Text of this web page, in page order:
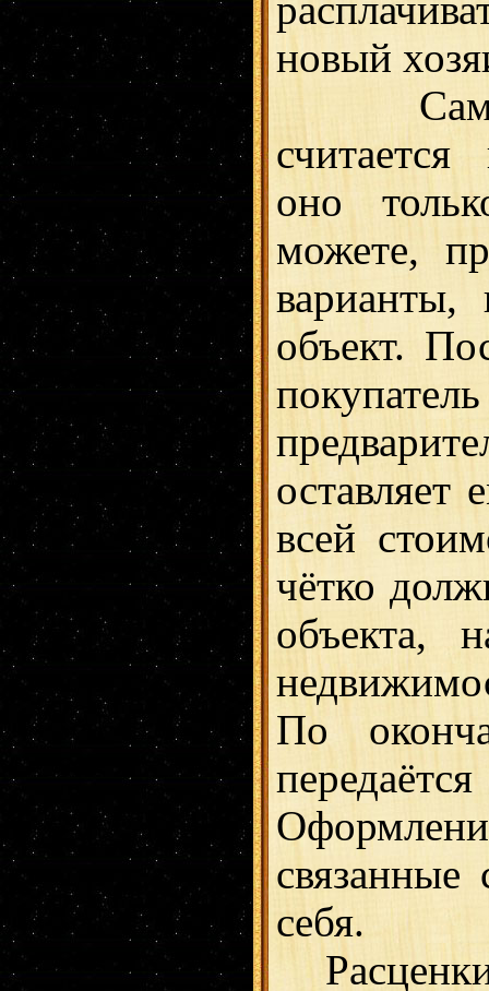
новый
Самым
оно
можете,
варианты,
объект.
оставляет
всей
чётко
объекта,
По
себя.